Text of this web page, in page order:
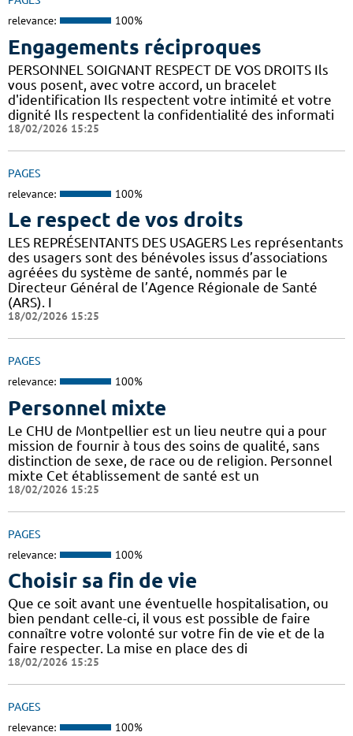
relevance: 100%
Engagements réciproques
PERSONNEL SOIGNANT RESPECT DE VOS DROITS Ils
vous posent, avec votre accord, un bracelet
d'identification Ils respectent votre intimité et votre
dignité Ils respectent la confidentialité des informati
18/02/2026 15:25
PAGES
relevance: 100%
Le respect de vos droits
LES REPRÉSENTANTS DES USAGERS Les représentants
des usagers sont des bénévoles issus d’associations
agréées du système de santé, nommés par le
Directeur Général de l’Agence Régionale de Santé
(ARS). I
18/02/2026 15:25
PAGES
relevance: 100%
Personnel mixte
Le CHU de Montpellier est un lieu neutre qui a pour
mission de fournir à tous des soins de qualité, sans
distinction de sexe, de race ou de religion. Personnel
mixte Cet établissement de santé est un
18/02/2026 15:25
PAGES
relevance: 100%
Choisir sa fin de vie
Que ce soit avant une éventuelle hospitalisation, ou
bien pendant celle-ci, il vous est possible de faire
connaître votre volonté sur votre fin de vie et de la
faire respecter. La mise en place des di
18/02/2026 15:25
PAGES
relevance: 100%